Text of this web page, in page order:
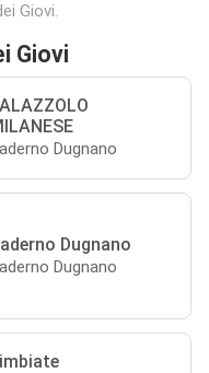
Giovi.
Giovi
Dugnano
Dugnano
Dugnano